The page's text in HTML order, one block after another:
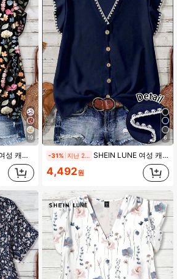
로워
로워
로워
로워
팔로워
로워
로워
19
셔츠, 여름에 적합
6
-31% SHEIN LUNE 여성 캐주얼 플로럴 트림 캡 슬리브 블라우스, 여름에 적합
4,492원